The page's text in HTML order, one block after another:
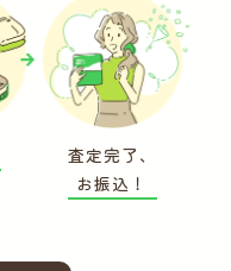
査定完了、
お振込！